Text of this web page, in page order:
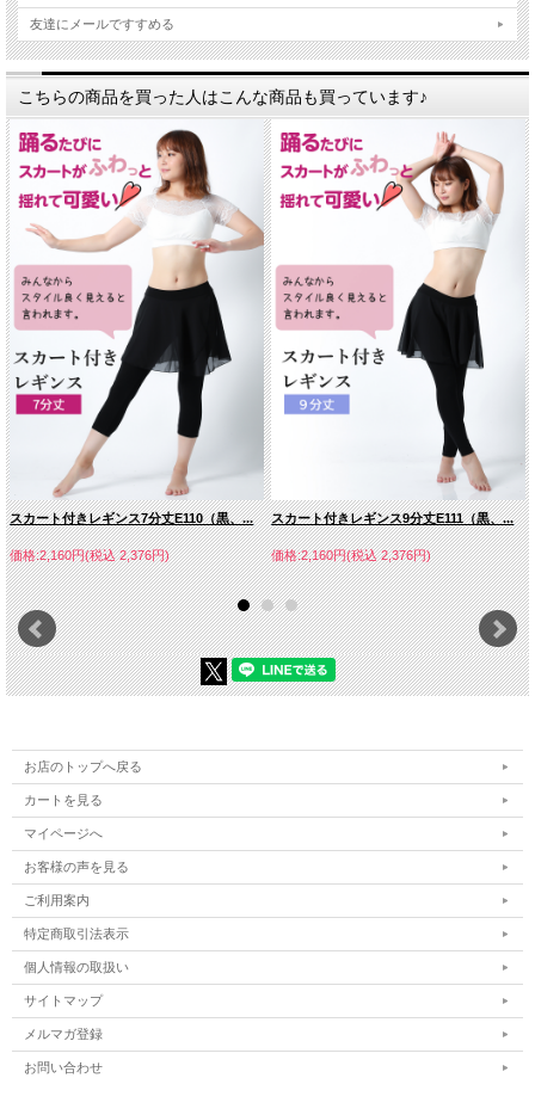
友達にメールですすめる
こちらの商品を買った人はこんな商品も買っています♪
スカート付きレギンス7分丈E110（黒、...
価格:2,160円(税込 2,376円)
スカート付きレギンス9分丈E111（黒、...
価格:2,160円(税込 2,376円)
お店のトップへ戻る
カートを見る
マイページへ
お客様の声を見る
ご利用案内
特定商取引法表示
個人情報の取扱い
サイトマップ
メルマガ登録
お問い合わせ